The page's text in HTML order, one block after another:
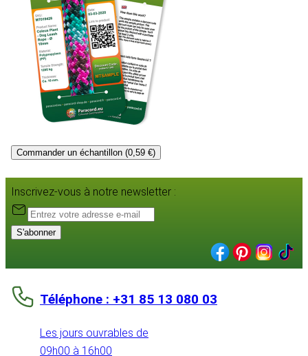
Commander un échantillon (0,59 €)
Inscrivez-vous à notre newsletter :
S'abonner
Téléphone : +31 85 13 080 03
Les jours ouvrables de
09h00 à 16h00